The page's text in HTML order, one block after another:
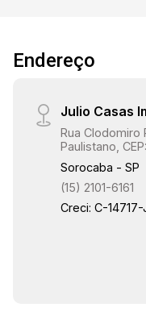
Endereço
Julio Casas
Rua Clodomiro
Paulistano, CEP:
Sorocaba - SP
(15) 2101-6161
Creci: C-14717-